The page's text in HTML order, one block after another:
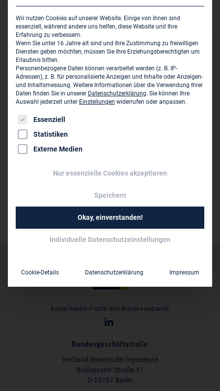
Technisch-wirtschaftliche Beratung
Hauptsitz des Unternehmens
Holger Kummer - Technisch-Wirtschaftliche Beratung
Rampische Str. 18
D-01067 Dresden
Social Media Profile des Bundesverbands
Bundesgeschäftsstelle
Verband Beratender Ingenieure
Budapester Straße 31
D-10787 Berlin
Wir nutzen Cookies auf unserer Website. Einige von ihnen sind
essenziell, während andere uns helfen, diese Website und Ihre
Erfahrung zu verbessern.
Wenn Sie unter 16 Jahre alt sind und Ihre Zustimmung zu freiwilligen
Diensten geben möchten, müssen Sie Ihre Erziehungsberechtigten um
Erlaubnis bitten.
Personenbezogene Daten können verarbeitet werden (z. B. IP-
Adressen), z. B. für personalisierte Anzeigen und Inhalte oder Anzeigen-
und Inhaltsmessung. Weitere Informationen über die Verwendung Ihrer
Daten finden Sie in unserer Datenschutzerklärung. Sie können Ihre
Auswahl jederzeit unter Einstellungen widerrufen oder anpassen.
Es folgt eine Liste der Service-Gruppen, für die eine
Essenziell
Statistiken
Externe Medien
Nur essenzielle Cookies akzeptieren
Speichern
Okay, einverstanden!
Individuelle Datenschutzeinstellungen
Cookie-Details Datenschutzerklärung Impressum